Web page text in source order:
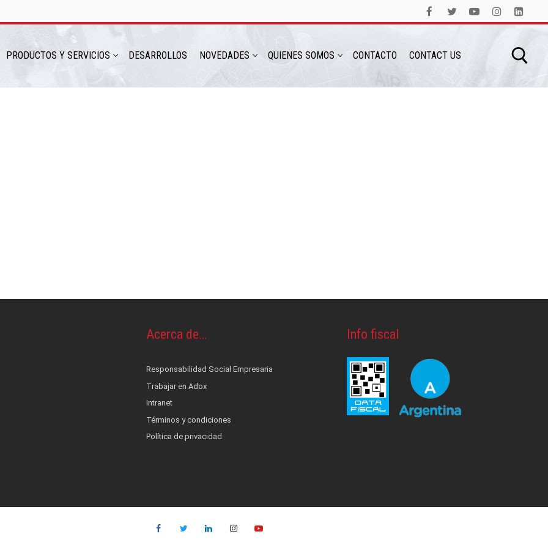
PRODUCTOS Y SERVICIOS DESARROLLOS NOVEDADES QUIENES SOMOS CONTACTO CONTACT US
y Bombas de infusión
alerta, control, medición y monitoreo
Social Empresaria
Acerca de…
Responsabilidad Social Empresaria
Trabajar en Adox
Intranet
Términos y condiciones
Política de privacidad
Info fiscal